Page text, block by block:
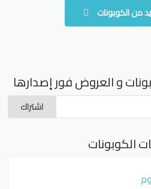
من الكوبونات
و العروض فور إصدارها
اشتراك
الكوبونات